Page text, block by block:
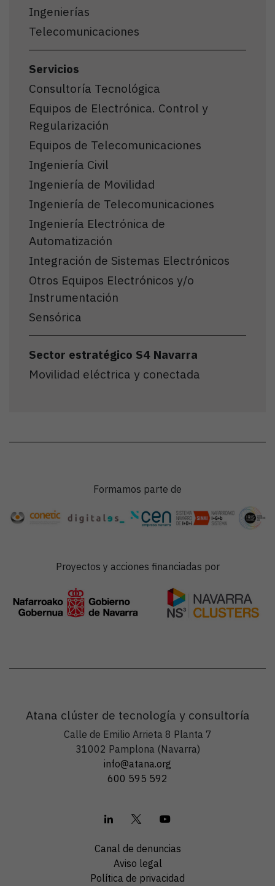
Ingenierías
Telecomunicaciones
Servicios
Consultoría Tecnológica
Equipos de Electrónica. Control y
Regularización
Equipos de Telecomunicaciones
Ingeniería Civil
Ingeniería de Movilidad
Ingeniería de Telecomunicaciones
Ingeniería Electrónica de
Automatización
Integración de Sistemas Electrónicos
Otros Equipos Electrónicos y/o
Instrumentación
Sensórica
Sector estratégico S4 Navarra
Movilidad eléctrica y conectada
Formamos parte de
Proyectos y acciones financiadas por
Atana clúster de tecnología y consultoría
Calle de Emilio Arrieta 8 Planta 7
31002 Pamplona (Navarra)
info@atana.org
600 595 592
Canal de denuncias
Aviso legal
Política de privacidad